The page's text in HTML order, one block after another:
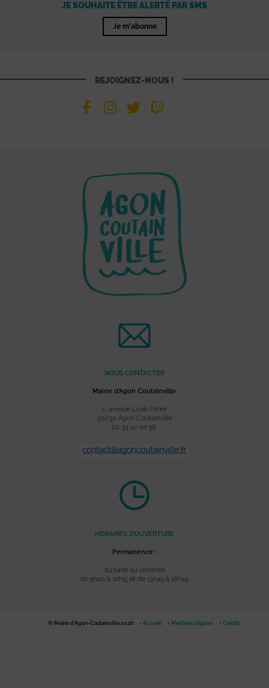
JE SOUHAITE ÊTRE ALERTÉ PAR SMS
Je m'abonne
REJOIGNEZ-NOUS !
NOUS CONTACTER
Mairie d’Agon Coutainville
2, avenue Louis Périer
50230 Agon Coutainville
02 33 47 07 56
HORAIRES D’OUVERTURE
Permanence :
du lundi au vendredi
de 9h00 à 12h15 et de 13h45 à 16h45
© Mairie d'Agon-Coutainville 2026 Accueil Mentions légales Crédits